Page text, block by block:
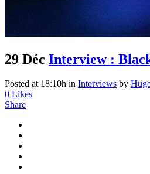
29 Déc Interview :
Posted at 18:10h in Interviews by
0 Likes
Share